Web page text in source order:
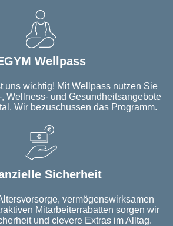
Wellpass
uns wichtig! Mit Wellpass nutzen Sie
Wellness- und Gesundheitsangebote
Wir bezuschussen das Programm.
Sicherheit
vermögenswirksamen
Mitarbeiterrabatten sorgen wir
und clevere Extras im Alltag.